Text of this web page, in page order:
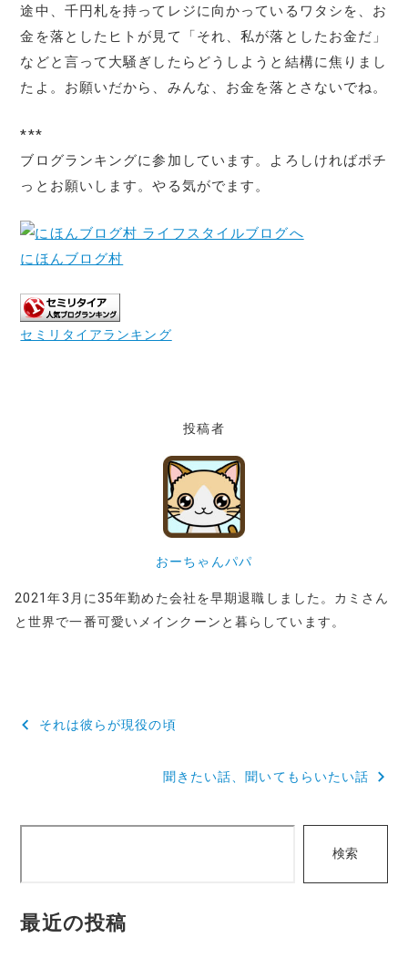
途中、千円札を持ってレジに向かっているワタシを、お
金を落としたヒトが見て「それ、私が落としたお金だ」
などと言って大騒ぎしたらどうしようと結構に焦りまし
たよ。お願いだから、みんな、お金を落とさないでね。
***
ブログランキングに参加しています。よろしければポチ
っとお願いします。やる気がでます。
にほんブログ村
セミリタイアランキング
投稿者
おーちゃんパパ
2021年3月に35年勤めた会社を早期退職しました。カミさん
と世界で一番可愛いメインクーンと暮らしています。
投
ー
シ
それは彼らが現役の頃
聞きたい話、聞いてもらいたい話
検索
最近の投稿